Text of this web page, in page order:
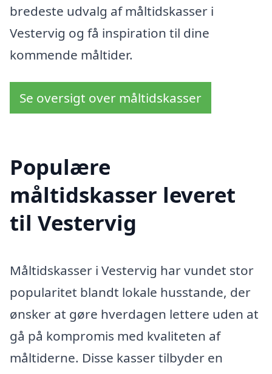
bredeste udvalg af måltidskasser i
Vestervig og få inspiration til dine
kommende måltider.
Se oversigt over måltidskasser
Populære
måltidskasser leveret
til Vestervig
Måltidskasser i Vestervig har vundet stor
popularitet blandt lokale husstande, der
ønsker at gøre hverdagen lettere uden at
gå på kompromis med kvaliteten af
måltiderne. Disse kasser tilbyder en